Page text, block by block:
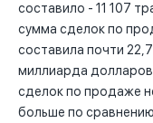
составило - 11 107
сумма сделок по
составила почти
миллиарда
сделок по продаже
больше по